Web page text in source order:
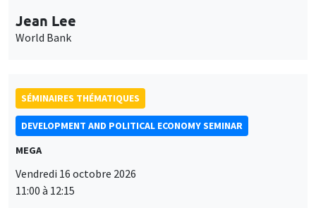
Jean Lee
World Bank
SÉMINAIRES THÉMATIQUES
DEVELOPMENT AND POLITICAL ECONOMY SEMINAR
MEGA
Vendredi 16 octobre 2026
11:00 à 12:15